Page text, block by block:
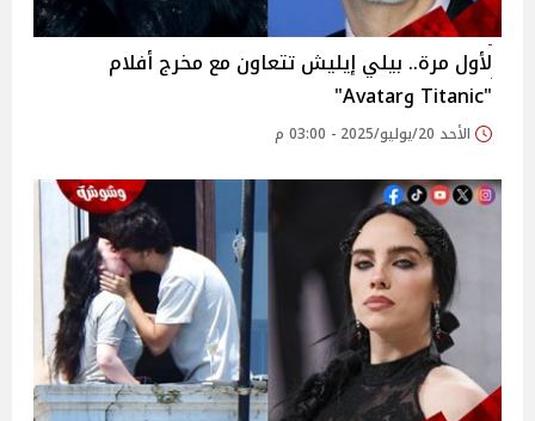
لأول مرة.. بيلي إيليش تتعاون مع مخرج أفلام
"Titanic وAvatar"
الأحد 20/يوليو/2025 - 03:00 م